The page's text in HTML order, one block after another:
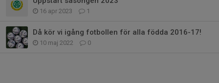
16 apr 2023 1
Då kör vi igång fotbollen för alla födda 2016-17!
10 maj 2022 0